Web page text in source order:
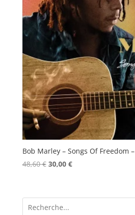
Bob Marley – Songs Of Freedom
48,60€ Le
était :
48,60 €.
30,00 €Le
est :